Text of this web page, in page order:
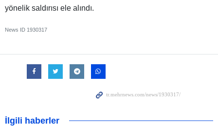
yönelik saldırısı ele alındı.
News ID 1930317
İlgili haberler